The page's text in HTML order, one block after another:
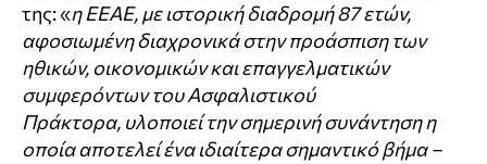
της: «η ΕΕΑΕ, με ιστορική διαδρομή 87 ετών,
αφοσιωμένη διαχρονικά στην προάσπιση των
ηθικών, οικονομικών και επαγγελματικών
συμφερόντων του Ασφαλιστικού
Πράκτορα, υλοποιεί την σημερινή συνάντηση η
οποία αποτελεί ένα ιδιαίτερα σημαντικό βήμα –